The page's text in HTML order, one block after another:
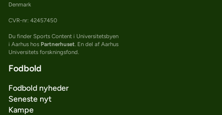
Denmark
CVR-nr: 42457450
Du finder Sports Content i Universitetsbyen
i Aarhus hos Partnerhuset. En del af Aarhus
Universitets forskningsfond.
Fodbold
Fodbold nyheder
Seneste nyt
Kampe